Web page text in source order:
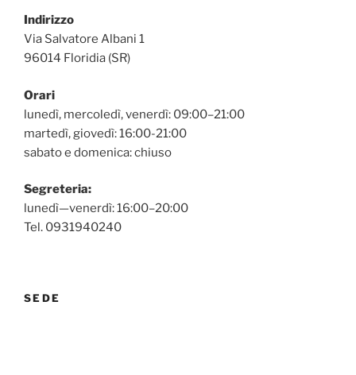
Indirizzo
Via Salvatore Albani 1
96014 Floridia (SR)
Orari
lunedì, mercoledì, venerdì: 09:00–21:00
martedì, giovedì: 16:00-21:00
sabato e domenica: chiuso
Segreteria:
lunedì—venerdì: 16:00–20:00
Tel. 0931940240
SEDE